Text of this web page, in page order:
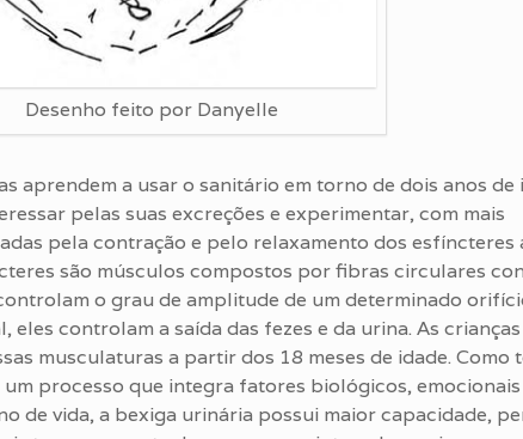
Desenho feito por Danyelle
aprendem a usar o sanitário em torno de dois anos de
pelas suas excreções e experimentar, com mais
pela contração e pelo relaxamento dos esfíncteres
são músculos compostos por fibras circulares
o grau de amplitude de um determinado
eles controlam a saída das fezes e da urina. As crianças
musculaturas a partir dos 18 meses de idade. Como
processo que integra fatores biológicos, emocionais
de vida, a bexiga urinária possui maior capacidade,